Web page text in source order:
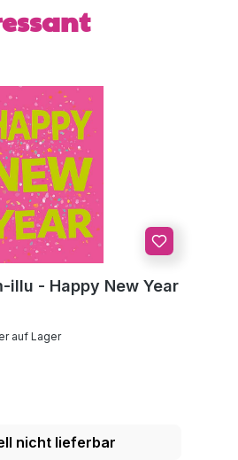
illu - Happy New Year
auf Lager
nicht lieferbar